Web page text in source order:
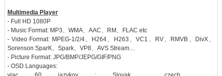
Multimedia Player
- Full HD 1080P
- Music Format: MP3、WMA、AAC、RM、FLAC etc
- Video Format: MPEG-1/2/4、H264、H263、VC1、RV、RMVB、DivX、
Sorenson SparK、Spark、VP8、AVS Stream…
- Picture Format: JPG/BMP/JEPG/GIF/PNG
- OSD Languages: